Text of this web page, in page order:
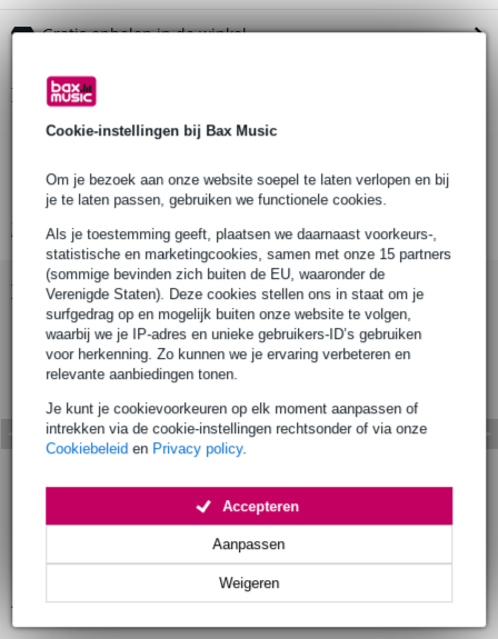
Cookie-instellingen bij Bax Music
Om je bezoek aan onze website soepel te laten verlopen en bij
je te laten passen, gebruiken we functionele cookies.
Als je toestemming geeft, plaatsen we daarnaast voorkeurs-,
statistische en marketingcookies, samen met onze 15 partners
(sommige bevinden zich buiten de EU, waaronder de
Verenigde Staten). Deze cookies stellen ons in staat om je
surfgedrag op en mogelijk buiten onze website te volgen,
waarbij we je IP-adres en unieke gebruikers-ID’s gebruiken
voor herkenning. Zo kunnen we je ervaring verbeteren en
relevante aanbiedingen tonen.
Je kunt je cookievoorkeuren op elk moment aanpassen of
intrekken via de cookie-instellingen rechtsonder of via onze
Cookiebeleid en Privacy policy.
Weigeren
Aanpassen
Accepteren
Gratis ophalen in de winkel
Productinformatie
Fazley Tongue Drum TD12
stemming: C majeur
Bekijk alle productspecificaties
Bekijk ook eens (2)
Accessoires (13)